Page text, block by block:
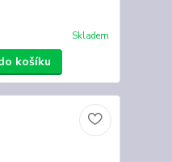
Skladem
košíku